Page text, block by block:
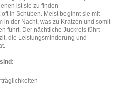
ist sie zu finden
in Schüben. Meist beginnt sie mit
in der Nacht, was zu Kratzen und somit
führt. Der nächtliche Juckreis führt
die Leistungsminderung und